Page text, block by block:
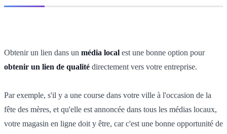
Obtenir un lien dans un média local est une bonne option pour
obtenir un lien de qualité directement vers votre entreprise.
Par exemple, s'il y a une course dans votre ville à l'occasion de la
fête des mères, et qu'elle est annoncée dans tous les médias locaux,
votre magasin en ligne doit y être, car c'est une bonne opportunité de